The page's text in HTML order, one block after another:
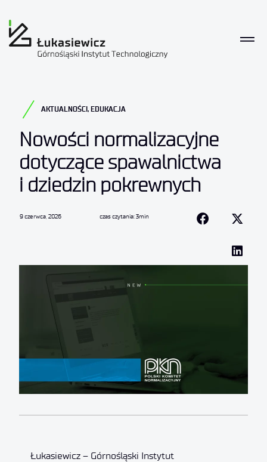
AKTUALNOŚCI, EDUKACJA
Nowości normalizacyjne
dotyczące spawalnictwa
i dziedzin pokrewnych
9 czerwca, 2026 czas czytania: 3min
Łukasiewicz – Górnośląski Instytut